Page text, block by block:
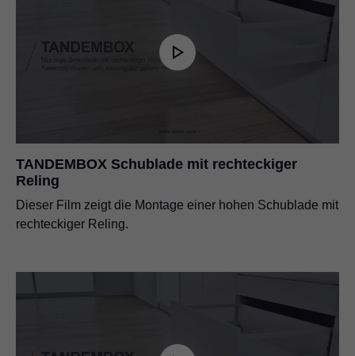
TANDEMBOX Schublade mit rechteckiger
Reling
Dieser Film zeigt die Montage einer hohen Schublade mit
rechteckiger Reling.